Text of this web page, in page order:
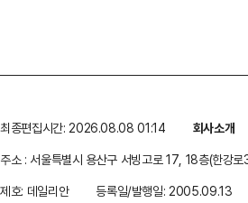
최종편집시간: 2026.08.08 01:14 회사소개
주소 : 서울특별시 용산구 서빙고로 17, 18층(한강
제호: 데일리안
등록일/발행일: 2005.09.13